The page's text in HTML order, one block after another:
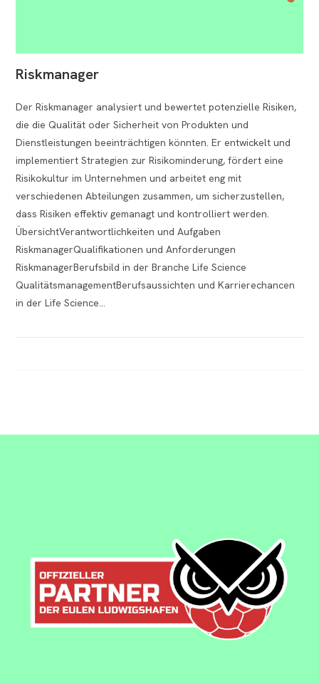
Riskmanager
Der Riskmanager analysiert und bewertet potenzielle Risiken,
die die Qualität oder Sicherheit von Produkten und
Dienstleistungen beeinträchtigen könnten. Er entwickelt und
implementiert Strategien zur Risikominderung, fördert eine
Risikokultur im Unternehmen und arbeitet eng mit
verschiedenen Abteilungen zusammen, um sicherzustellen,
dass Risiken effektiv gemanagt und kontrolliert werden.
ÜbersichtVerantwortlichkeiten und Aufgaben
RiskmanagerQualifikationen und Anforderungen
RiskmanagerBerufsbild in der Branche Life Science
QualitätsmanagementBerufsaussichten und Karrierechancen
in der Life Science…